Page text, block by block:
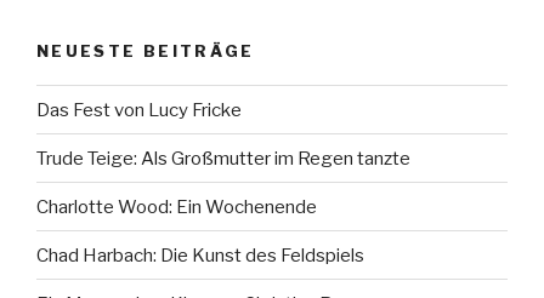
NEUESTE BEITRÄGE
Das Fest von Lucy Fricke
Trude Teige: Als Großmutter im Regen tanzte
Charlotte Wood: Ein Wochenende
Chad Harbach: Die Kunst des Feldspiels